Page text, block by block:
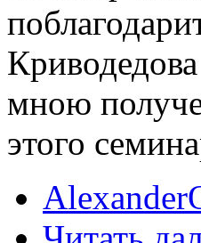
мною
этого